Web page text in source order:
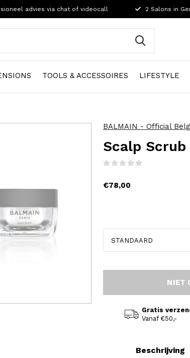
TOOLS & ACCESSOIRES LIFESTYLE
advies via chat of videocall 2 Salons in
BALMAIN - Official
Scalp
€78,00
NIET
Gratis
Vanaf €50,-
Beschrijving